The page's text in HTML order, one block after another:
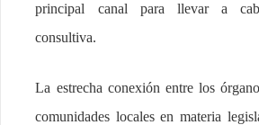
principal canal para llevar a
consultiva.
La estrecha conexión entre los
comunidades locales en materia